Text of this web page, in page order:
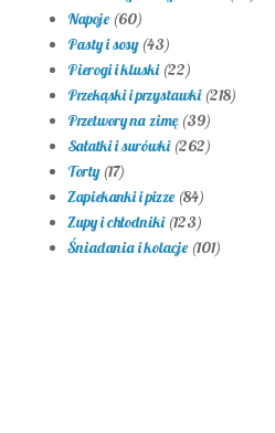
Napoje (60)
Pasty i sosy (43)
Pierogi i kluski (22)
Przekąski i przystawki (218)
Przetwory na zimę (39)
Sałatki i surówki (262)
Torty (17)
Zapiekanki i pizze (84)
Zupy i chłodniki (123)
Śniadania i kolacje (101)